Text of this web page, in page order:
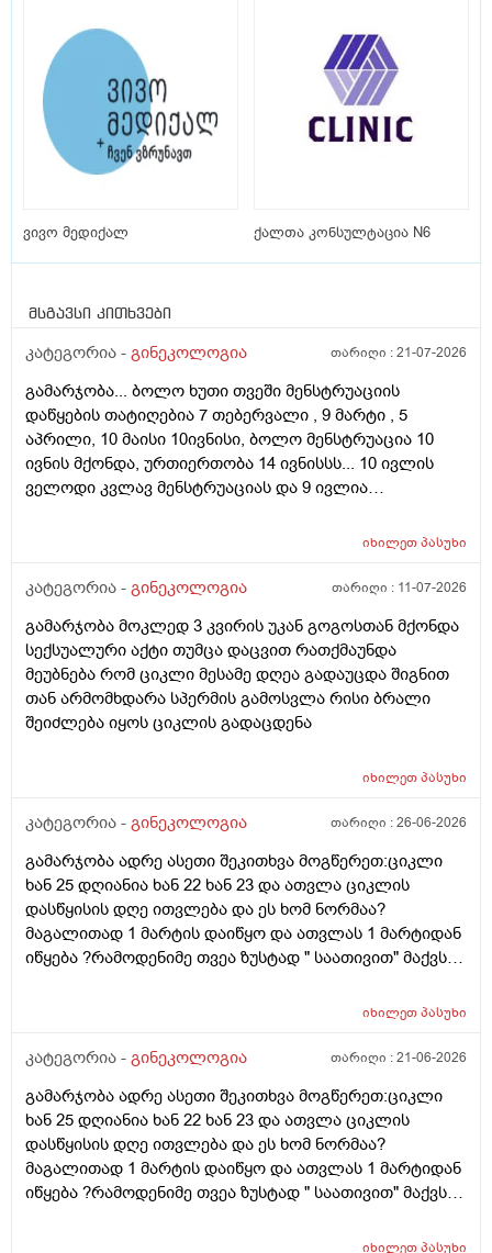
ვივო მედიქალ ქალთა კონსულტაცია N6
მსგავსი კითხვები
კატეგორია - გინეკოლოგია თარიღი :21-07-2026
გამარჯობა... ბოლო ხუთი თვეში მენსტრუაციის
დაწყების თატიღებია 7 თებერვალი , 9 მარტი , 5
აპრილი, 10 მაისი 10ივნისი, ბოლო მენსტრუაცია 10
ივნის მქონდა, ურთიერთობა 14 ივნისსს... 10 ივლის
ველოდი კვლავ მენსტრუაციას და 9 ივლია
მენსტრუაცია 10 დღეა გადამიცდს,,, ორსულობას არ
თვე გავიდა... 9 ივლის რო დავორსულებოდი როგორ
ტკივილის ხან არა, შარდვის შემდეგ ტკივილი და
შებერილობის შეგრძმება...ჩემით ორციპოლი და
ნოშპაც დავლიეე.... რა უნდა ვქნა
იხილეთპასუხი
კატეგორია - გინეკოლოგია თარიღი : 11-07-2026
გამარჯობა მოკლედ 3 კვირის უკან გოგოსთან მქონდა
სექსუალური აქტი თუმცა დაცვით რათქმაუნდა
მეუბნება რომ ციკლი მესამე დღეა გადაუცდა შიგნით
თან არმომხდარა სპერმის გამოსვლა რისი ბრალი
შეიძლება იყოს ციკლის გადაცდენა
იხილეთპასუხი
კატეგორია - გინეკოლოგია თარიღი :26-06-2026
გამარჯობა ადრე ასეთი შეკითხვა მოგწერეთ:ციკლი
ხან 25 დღიანია ხან 22 ხან 23 და ათვლა ციკლის
დასწყისის დღე ითვლება და ეს ხომ ნორმაა?
მაგალითად 1 მარტის დაიწყო და ათვლას 1 მარტიდან
იწყება ?რამოდენიმე თვეა ზუსტად " საათივით" მაქვს
მეშინია კიდევ ხომ არ ჩამოიწევს? მინდა რომ 25 ან
განმავლობაში ? შესაძლოა ისევ 23 ან 25 დღიანი
რამეა.ზოგადად წლებია აუტოიმონური თირეოდიტი
მაქვს.ხშირად მაქვს სანერვიულო.რითი შეიძლება
უნდაცკვების სახით რომ ვმართო ციკლის დღეები?
პასუხიც მივიღე და არა, ყველაფერი ჩვეულებრივადაა
არც ჭარბი სისხლდება არ არის.ადრე რომ 7 დღემდე
მითხარით რომ შეიმოწმეთო ტიესეიჩი და კიდევ სხვა
იხილეთპასუხი
კატეგორია - გინეკოლოგია თარიღი :21-06-2026
გამარჯობა ადრე ასეთი შეკითხვა მოგწერეთ:ციკლი
ხან 25 დღიანია ხან 22 ხან 23 და ათვლა ციკლის
დასწყისის დღე ითვლება და ეს ხომ ნორმაა?
მაგალითად 1 მარტის დაიწყო და ათვლას 1 მარტიდან
იწყება ?რამოდენიმე თვეა ზუსტად " საათივით" მაქვს
მეშინია კიდევ ხომ არ ჩამოიწევს? მინდა რომ 25 ან
იხილეთპასუხი